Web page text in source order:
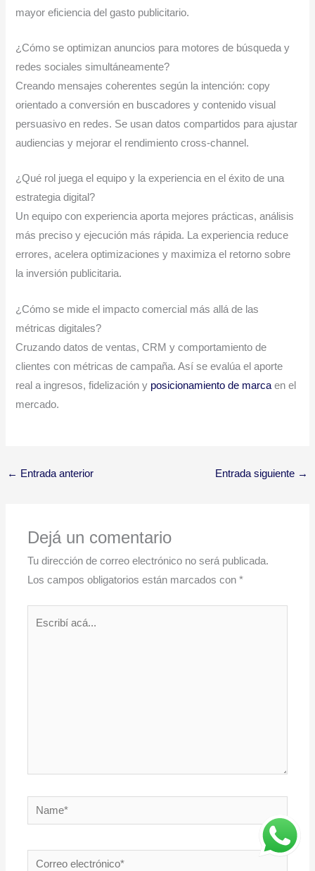
mayor eficiencia del gasto publicitario.
¿Cómo se optimizan anuncios para motores de búsqueda y
redes sociales simultáneamente?
Creando mensajes coherentes según la intención: copy
orientado a conversión en buscadores y contenido visual
persuasivo en redes. Se usan datos compartidos para ajustar
audiencias y mejorar el rendimiento cross‑channel.
¿Qué rol juega el equipo y la experiencia en el éxito de una
estrategia digital?
Un equipo con experiencia aporta mejores prácticas, análisis
más preciso y ejecución más rápida. La experiencia reduce
errores, acelera optimizaciones y maximiza el retorno sobre
la inversión publicitaria.
¿Cómo se mide el impacto comercial más allá de las
métricas digitales?
Cruzando datos de ventas, CRM y comportamiento de
clientes con métricas de campaña. Así se evalúa el aporte
real a ingresos, fidelización y posicionamiento de marca en el
mercado.
← Entrada anterior Entrada siguiente →
Dejá un comentario
Tu dirección de correo electrónico no será publicada.
Los campos obligatorios están marcados con*
Name*
Correo